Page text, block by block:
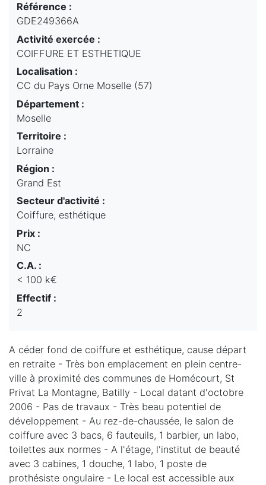
Référence :
GDE249366A
Activité exercée :
COIFFURE ET ESTHETIQUE
Localisation :
CC du Pays Orne Moselle (57)
Département :
Moselle
Territoire :
Lorraine
Région :
Grand Est
Secteur d'activité :
Coiffure, esthétique
Prix :
NC
C.A. :
< 100 k€
Effectif :
2
A céder fond de coiffure et esthétique, cause départ
en retraite - Très bon emplacement en plein centre-
ville à proximité des communes de Homécourt, St
Privat La Montagne, Batilly - Local datant d'octobre
2006 - Pas de travaux - Très beau potentiel de
développement - Au rez-de-chaussée, le salon de
coiffure avec 3 bacs, 6 fauteuils, 1 barbier, un labo,
toilettes aux normes - A l'étage, l'institut de beauté
avec 3 cabines, 1 douche, 1 labo, 1 poste de
prothésiste ongulaire - Le local est accessible aux